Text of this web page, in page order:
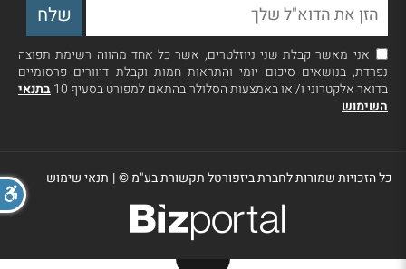
אני מאשר קבלת שני ניוזלטרים, אשר כל אחד מהווה רשימת תפוצה
נפרדת, בנושאים סיכום יומי והתראות חמות וקבלת דיוורים פרסומיים
בדואר אלקטרוני ו/ או באמצעות הסלולר בהתאם למפורט בסעיף 10
בתנאי
השימוש
כל הזכויות שמורות לחברת ביזפורטל תקשורת בע"מ ©| תנאי שימוש